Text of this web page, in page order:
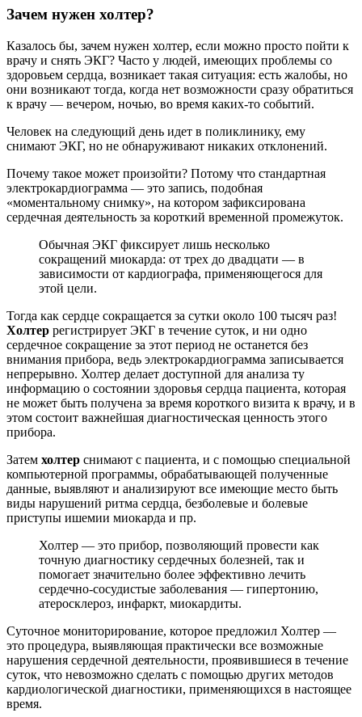
Зачем нужен холтер?
Казалось бы, зачем нужен холтер, если можно просто пойти к
врачу и снять ЭКГ? Часто у людей, имеющих проблемы со
здоровьем сердца, возникает такая ситуация: есть жалобы, но
они возникают тогда, когда нет возможности сразу обратиться
к врачу — вечером, ночью, во время каких-то событий.
Человек на следующий день идет в поликлинику, ему
снимают ЭКГ, но не обнаруживают никаких отклонений.
Почему такое может произойти? Потому что стандартная
электрокардиограмма — это запись, подобная
«моментальному снимку», на котором зафиксирована
сердечная деятельность за короткий временной промежуток.
Обычная ЭКГ фиксирует лишь несколько
сокращений миокарда: от трех до двадцати — в
зависимости от кардиографа, применяющегося для
этой цели.
Тогда как сердце сокращается за сутки около 100 тысяч раз!
Холтер регистрирует ЭКГ в течение суток, и ни одно
сердечное сокращение за этот период не останется без
внимания прибора, ведь электрокардиограмма записывается
непрерывно. Холтер делает доступной для анализа ту
информацию о состоянии здоровья сердца пациента, которая
не может быть получена за время короткого визита к врачу, и в
этом состоит важнейшая диагностическая ценность этого
прибора.
Затем холтер снимают с пациента, и с помощью специальной
компьютерной программы, обрабатывающей полученные
данные, выявляют и анализируют все имеющие место быть
виды нарушений ритма сердца, безболевые и болевые
приступы ишемии миокарда и пр.
Холтер — это прибор, позволяющий провести как
точную диагностику сердечных болезней, так и
помогает значительно более эффективно лечить
сердечно-сосудистые заболевания — гипертонию,
атеросклероз, инфаркт, миокардиты.
Суточное мониторирование, которое предложил Холтер —
это процедура, выявляющая практически все возможные
нарушения сердечной деятельности, проявившиеся в течение
суток, что невозможно сделать с помощью других методов
кардиологической диагностики, применяющихся в настоящее
время.